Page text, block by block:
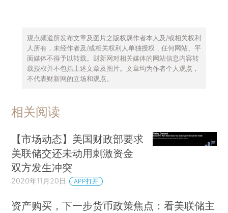
观点频道所发布文章及图片之版权属作者本人及/或相关权利
人所有，未经作者及/或相关权利人单独授权，任何网站、平
面媒体不得予以转载。财新网对相关媒体的网站信息内容转
载授权并不包括上述文章及图片。文章均为作者个人观点，
不代表财新网的立场和观点。
相关阅读
【市场动态】美国财政部要求
美联储交还未动用刺激资金
双方发生冲突
2020年11月20日 APP打开
资产购买，下一步货币政策焦点：看美联储主